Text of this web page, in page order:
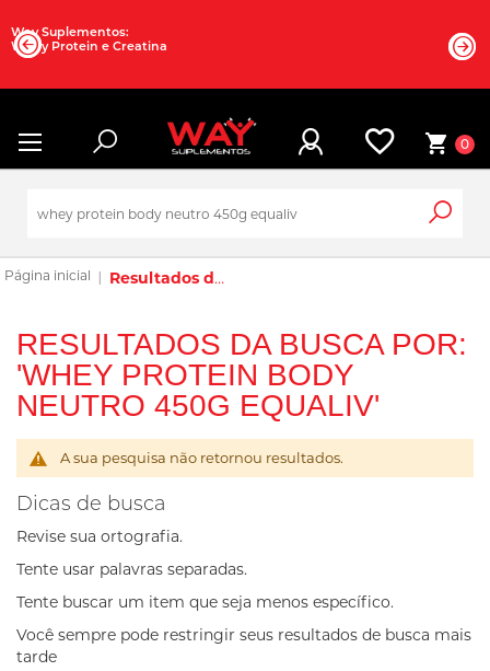
Way Suplementos:
Whey Protein e Creatina
0
Resultados da busca por: 'whey protein body neutro 450g equaliv'
RESULTADOS DA BUSCA POR:
'WHEY PROTEIN BODY
NEUTRO 450G EQUALIV'
A sua pesquisa não retornou resultados.
Dicas de busca
Revise sua ortografia.
Tente usar palavras separadas.
Tente buscar um item que seja menos específico.
Você sempre pode restringir seus resultados de busca mais
tarde